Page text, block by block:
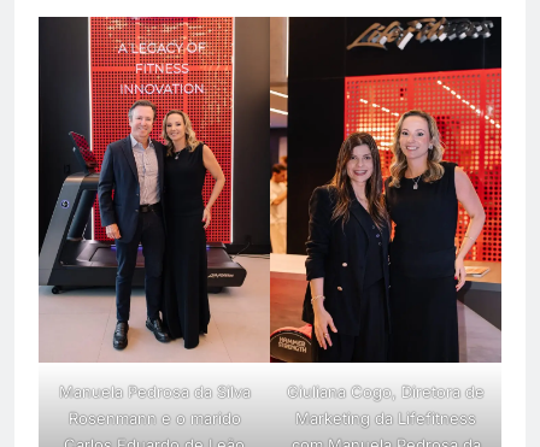
Manuela Pedrosa da Silva
Rosenmann e o marido
Giuliana Cogo, Diretora de
Marketing da Lifefitness